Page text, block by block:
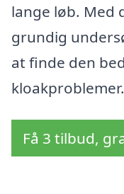
lange løb. Med
grundig
at finde den
kloakproblemer.
Få 3 tilbud,